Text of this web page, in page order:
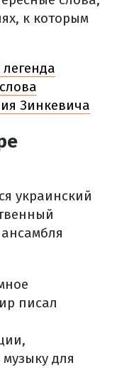
к которым
Зинкевича
украинский
писал
для